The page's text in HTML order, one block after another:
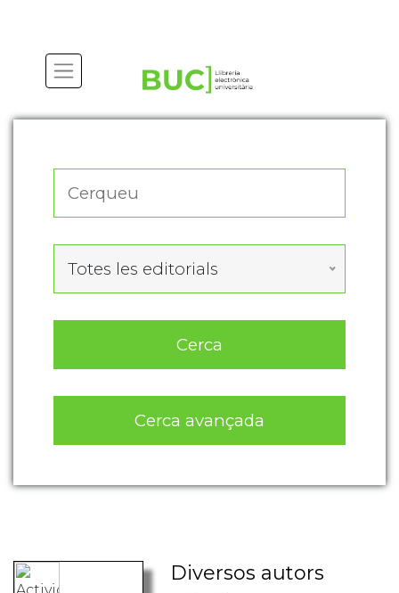
Totes les editorials
Cerca
Cerca avançada
Diversos autors